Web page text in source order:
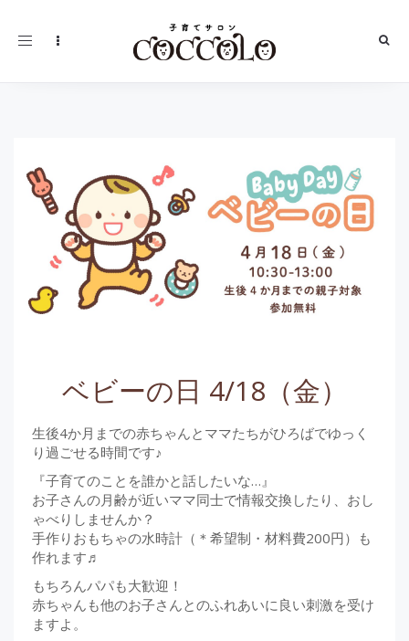
Toggle
ベビーの日 4/18（金）
生後4か月までの赤ちゃんとママたちがひろばでゆっく
り過ごせる時間です♪
『子育てのことを誰かと話したいな…』
お子さんの月齢が近いママ同士で情報交換したり、おし
ゃべりしませんか？
手作りおもちゃの水時計（＊希望制・材料費200円）も
作れます♬
もちろんパパも大歓迎！
赤ちゃんも他のお子さんとのふれあいに良い刺激を受け
ますよ。